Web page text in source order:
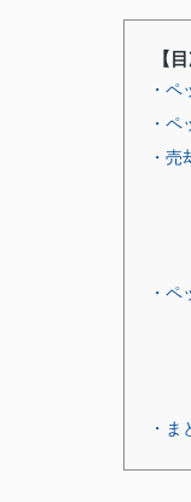
【
・
・
・
・
・ま